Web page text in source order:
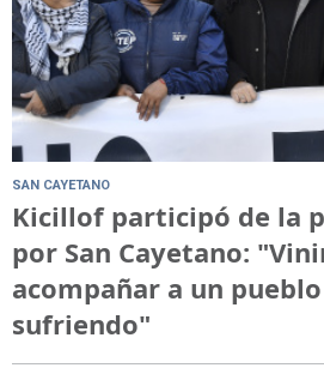
SAN CAYETANO
Kicillof participó de la
por San Cayetano:
acompañar a un
sufriendo"